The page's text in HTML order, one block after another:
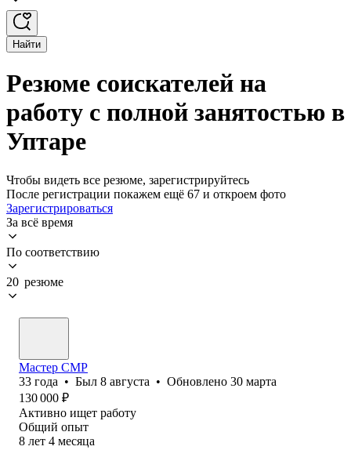
Найти
Резюме соискателей на
работу с полной занятостью в
Уптаре
Чтобы видеть все резюме, зарегистрируйтесь
После регистрации покажем ещё 67 и откроем фото
Зарегистрироваться
За всё время
По соответствию
20 резюме
Мастер СМР
33 года • Был 8 августа • Обновлено 30 марта
130 000 ₽
Активно ищет работу
Общий опыт
8 лет 4 месяца